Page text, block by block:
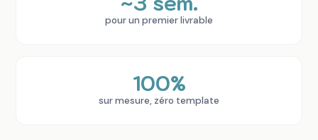
pour un premier livrable
100%
sur mesure, zéro template